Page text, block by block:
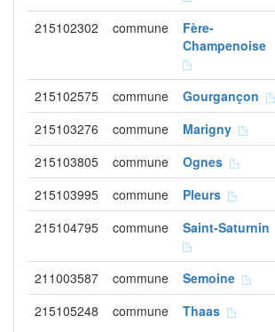
215102302 commune
Fère-
Champenoise
215102575 commune Gourgançon
215103276
commune Marigny
215103805
commune Ognes
215103995
commune Pleurs
215104795
commune Saint-Saturnin
211003587 commune Semoine
215105248
commune Thaas